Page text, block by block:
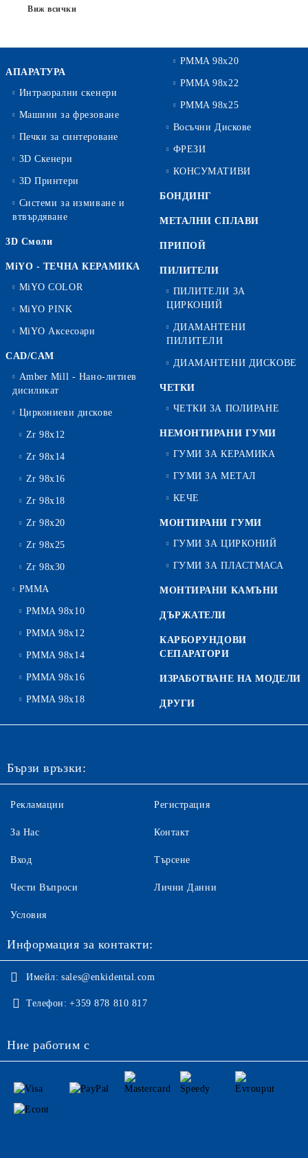
Виж всички
АПАРАТУРА
Интраорални скенери
Машини за фрезоване
Печки за синтероване
3D Скенери
3D Принтери
Системи за измиване и
втвърдяване
3D Смоли
MiYO - ТЕЧНА КЕРАМИКА
MiYO COLOR
MiYO PINK
MiYO Аксесоари
CAD/CAM
Amber Mill - Нано-литиев
дисиликат
Циркониеви дискове
Zr 98x12
Zr 98x14
Zr 98x16
Zr 98x18
Zr 98x20
Zr 98x25
Zr 98x30
PMMA
PMMA 98x10
PMMA 98x12
PMMA 98x14
PMMA 98x16
PMMA 98x18
PMMA 98x20
PMMA 98x22
PMMA 98x25
Восъчни Дискове
ФРЕЗИ
КОНСУМАТИВИ
БОНДИНГ
МЕТАЛНИ СПЛАВИ
ПРИПОЙ
ПИЛИТЕЛИ
ПИЛИТЕЛИ ЗА
ЦИРКОНИЙ
ДИАМАНТЕНИ
ПИЛИТЕЛИ
ДИАМАНТЕНИ ДИСКОВЕ
ЧЕТКИ
ЧЕТКИ ЗА ПОЛИРАНЕ
НЕМОНТИРАНИ ГУМИ
ГУМИ ЗА КЕРАМИКА
ГУМИ ЗА МЕТАЛ
КЕЧЕ
МОНТИРАНИ ГУМИ
ГУМИ ЗА ЦИРКОНИЙ
ГУМИ ЗА ПЛАСТМАСА
МОНТИРАНИ КАМЪНИ
ДЪРЖАТЕЛИ
КАРБОРУНДОВИ
СЕПАРАТОРИ
ИЗРАБОТВАНЕ НА МОДЕЛИ
ДРУГИ
Бързи връзки:
Рекламации
За Нас
Вход
Чести Въпроси
Регистрация
Контакт
Търсене
Лични Данни
Условия
Информация за контакти:
Имейл: sales@enkidental.com
Телефон: +359 878 810 817
Ние работим с